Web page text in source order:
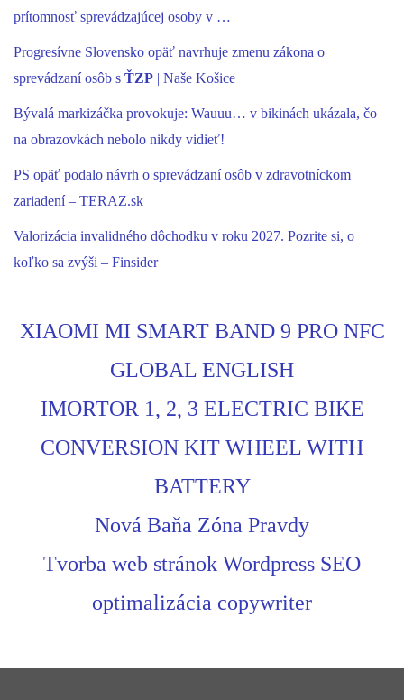
prítomnosť sprevádzajúcej osoby v …
Progresívne Slovensko opäť navrhuje zmenu zákona o
sprevádzaní osôb s ŤZP | Naše Košice
Bývalá markizáčka provokuje: Wauuu… v bikinách ukázala, čo
na obrazovkách nebolo nikdy vidieť!
PS opäť podalo návrh o sprevádzaní osôb v zdravotníckom
zariadení – TERAZ.sk
Valorizácia invalidného dôchodku v roku 2027. Pozrite si, o
koľko sa zvýši – Finsider
XIAOMI MI SMART BAND 9 PRO NFC
GLOBAL ENGLISH
IMORTOR 1, 2, 3 ELECTRIC BIKE
CONVERSION KIT WHEEL WITH
BATTERY
Nová Baňa Zóna Pravdy
Tvorba web stránok Wordpress SEO
optimalizácia copywriter